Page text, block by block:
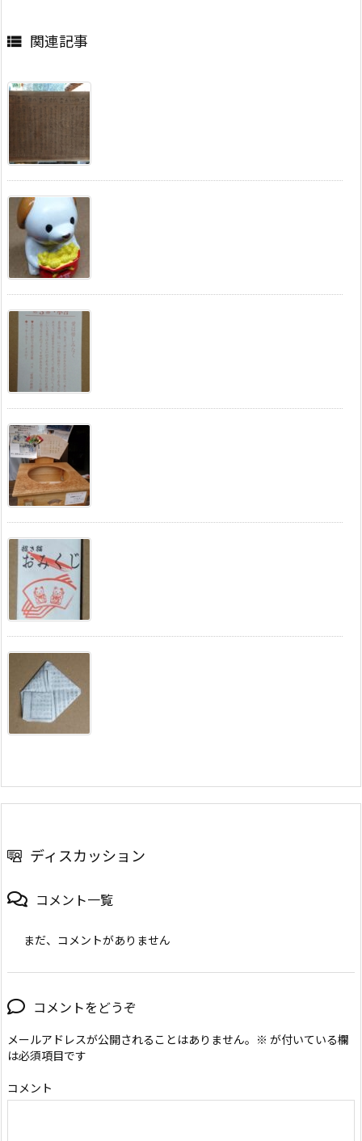
 関連記事
ディスカッション
コメント一覧
まだ、コメントがありません
コメントをどうぞ
メールアドレスが公開されることはありません。 ※ が付いている欄
は必須項目です
コメント